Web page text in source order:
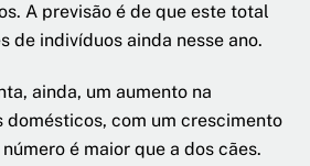
A previsão é de que este total
de indivíduos ainda nesse ano.
ainda, um aumento na
domésticos, com um crescimento
é maior que a dos cães.